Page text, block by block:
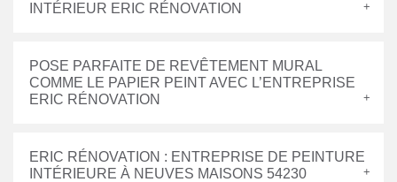
INTÉRIEUR ERIC RÉNOVATION
POSE PARFAITE DE REVÊTEMENT MURAL
COMME LE PAPIER PEINT AVEC L’ENTREPRISE
ERIC RÉNOVATION
ERIC RÉNOVATION : ENTREPRISE DE PEINTURE
INTÉRIEURE À NEUVES MAISONS 54230